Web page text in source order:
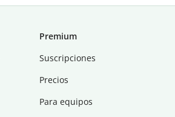
Premium
Suscripciones
Precios
Para equipos